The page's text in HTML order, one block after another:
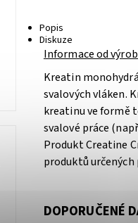
Popis
Diskuze
Informace od
Kreatin
svalových vláken.
kreatinu ve formě
svalové práce
Produkt Creatine
produktů určených
DOPORUČENÉ